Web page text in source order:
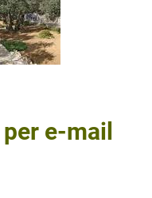
e-mail